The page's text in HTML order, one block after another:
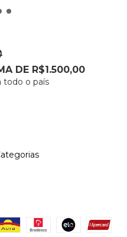
DE R$1.500,00
todo o país